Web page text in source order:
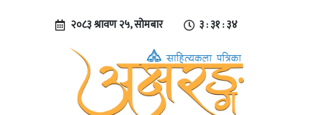
२०८३ श्रावण २५, सोमबार ३ : ३१ : ३५